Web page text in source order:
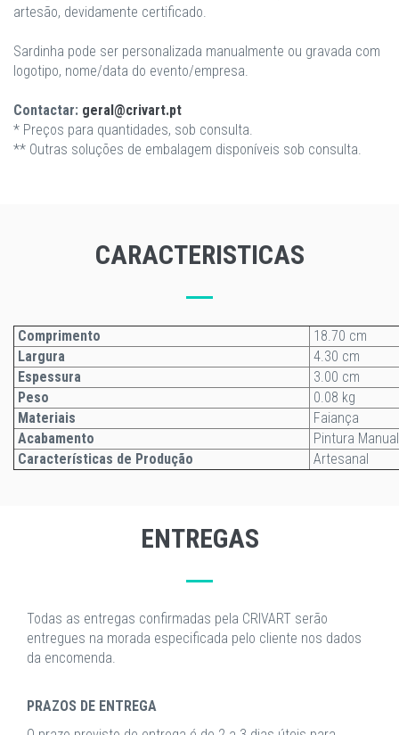
artesão, devidamente certificado.
Sardinha pode ser personalizada manualmente ou gravada com
logotipo, nome/data do evento/empresa.
Contactar: geral@crivart.pt
* Preços para quantidades, sob consulta.
** Outras soluções de embalagem disponíveis sob consulta.
CARACTERISTICAS
Comprimento
18.70 cm
Largura
4.30 cm
Espessura
3.00 cm
Peso
0.08 kg
Materiais
Faiança
Acabamento
Pintura Manual
Características de Produção
Artesanal
ENTREGAS
Todas as entregas confirmadas pela CRIVART serão
entregues na morada especificada pelo cliente nos dados
da encomenda.
PRAZOS DE ENTREGA